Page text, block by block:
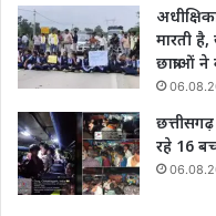
मारती
छात्राओं
रहे 16